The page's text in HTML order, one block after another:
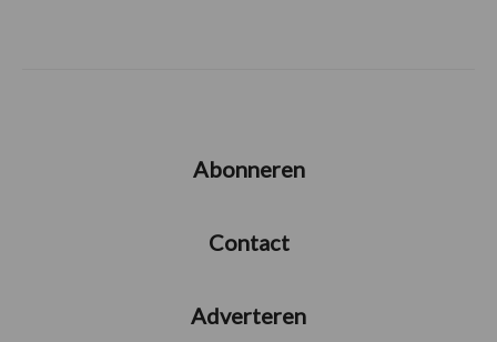
Abonneren
Contact
Adverteren